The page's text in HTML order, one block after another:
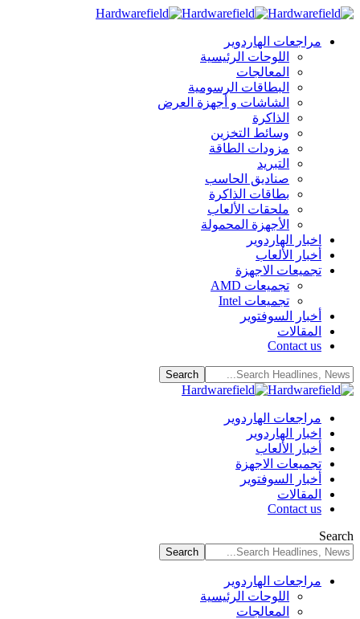
مراجعات الهاردوير
اللوحات الرئيسية
المعالجات
البطاقات الرسومية
الشاشات و أجهزة العرض
الذاكرة
وسائط التخزين
مزودات الطاقة
التبريد
صناديق الحاسب
بطاقات الذاكرة
ملحقات الألعاب
الأجهزة المحمولة
اخبار الهاردوير
أخبار الألعاب
تجميعات الاجهزة
تجميعات AMD
تجميعات Intel
أخبار السوفتوير
المقالات
Contact us
مراجعات الهاردوير
اخبار الهاردوير
أخبار الألعاب
تجميعات الاجهزة
أخبار السوفتوير
المقالات
Contact us
Search
مراجعات الهاردوير
اللوحات الرئيسية
المعالجات